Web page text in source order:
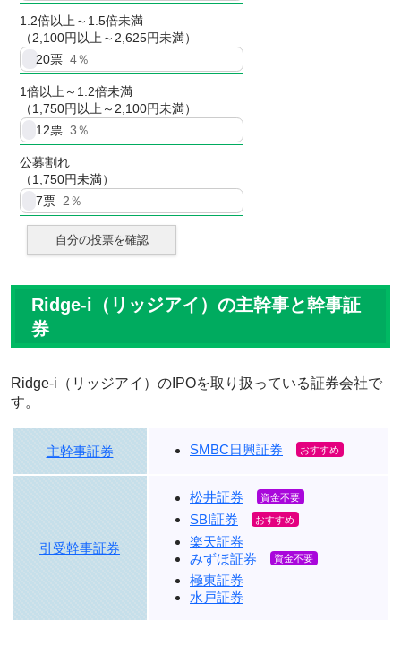
1.2倍以上～1.5倍未満
（2,100円以上～2,625円未満）
20票 4％
1倍以上～1.2倍未満
（1,750円以上～2,100円未満）
12票 3％
公募割れ
（1,750円未満）
7票 2％
自分の投票を確認
Ridge-i（リッジアイ）の主幹事と幹事証
券
Ridge-i（リッジアイ）のIPOを取り扱っている証券会社で
す。
主幹事証券 SMBC日興証券
引受幹事証券
松井証券
SBI証券
楽天証券
みずほ証券
極東証券
水戸証券